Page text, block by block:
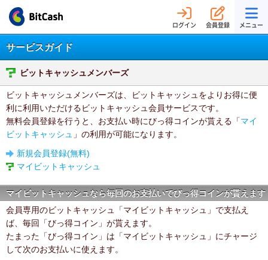
ログイン 会員登録 メニュー
サービスガイド
ビットキャッシュメンバーズ
ビットキャッシュメンバーズは、ビットキャッシュをよりお得に便
利に利用いただけるビットキャッシュ会員サービスです。
無料会員登録を行うと、お支払い時にびっ得コインが貰える「マイ
ビットキャッシュ 」の利用が可能になります。
新規会員登録(無料)
マイビットキャッシュ
マイビットキャッシュなら毎回のお支払いでびっ得コインが貰えます
会員専用のビットキャッシュ「マイビットキャッシュ」で支払え
ば、毎回「びっ得コイン」が貰えます。
たまった「びっ得コイン」は「マイビットキャッシュ」にチャージ
して次のお支払いに使えます。